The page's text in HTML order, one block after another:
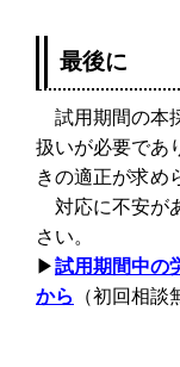
最後に
試用期間の本
扱いが必要であ
きの適正が求め
対応に不安が
さい。
▶︎試用期間中の
から
（初回相談